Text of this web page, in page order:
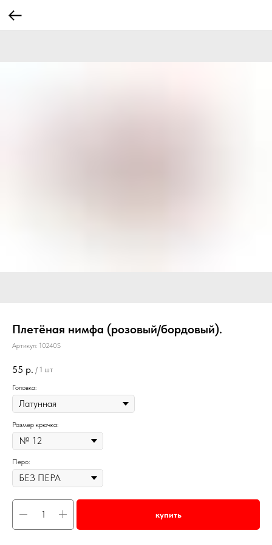
Плетёная нимфа (розовый/бордовый).
Артикул: 10240S
55 р. / 1 шт
Головка:
Размер крючка:
Перо:
купить